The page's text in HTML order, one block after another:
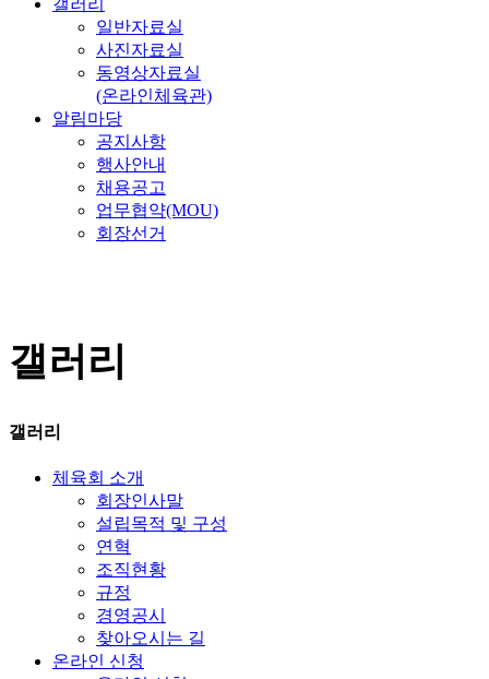
갤러리
일반자료실
사진자료실
동영상자료실
(온라인체육관)
알림마당
공지사항
행사안내
채용공고
업무협약(MOU)
회장선거
갤러리
갤러리
체육회 소개
회장인사말
설립목적 및 구성
연혁
조직현황
규정
경영공시
찾아오시는 길
온라인 신청